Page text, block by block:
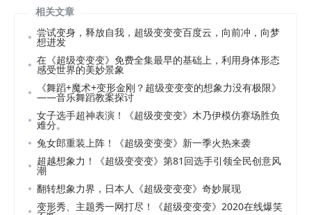
相关文章
尝试变身，释放自我，超级变变变百度云，向前冲，向梦
想进发
在《超级变变变》免费全集最早的基础上，利用身体形态
感受世界的美妙景象
《舞蹈+魔术+变形金刚？超级变变变的想象力没有极限》
——音乐舞蹈教案探讨
女子选手超神表演！《超级变变变》木乃伊模仿赛场胜负
难分。
兔女郎重装上阵！《超级变变变》新一季火热来袭
超越想象力！《超级变变变》第81回选手引领全民创意风
潮
翻转想象力界，日本人《超级变变变》奇妙展现
变形秀、主题秀一网打尽！《超级变变变》2020在线爆笑